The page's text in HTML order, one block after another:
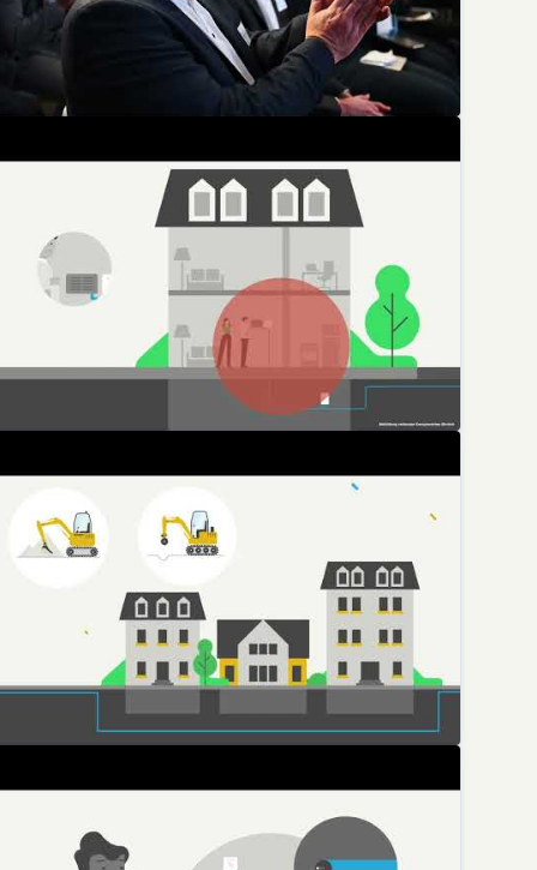
Digitale Orte 2024
Deutsche Glasfaser
der Glasfaser ins Haus
wird Ihr Haus an das Glasfasernetz angeschlossen